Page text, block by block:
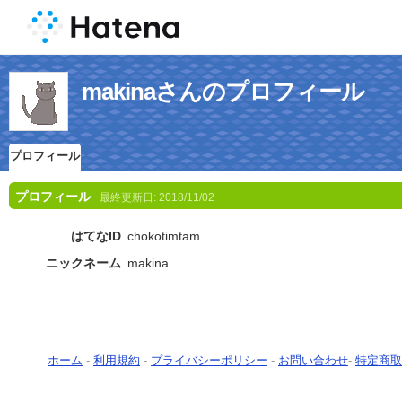
makinaさんのプロフィール
プロフィール
プロフィール 最終更新日: 2018/11/02
はてなID chokotimtam
ニックネーム makina
ホーム - 利用規約 - プライバシーポリシー - お問い合わせ- 特定商